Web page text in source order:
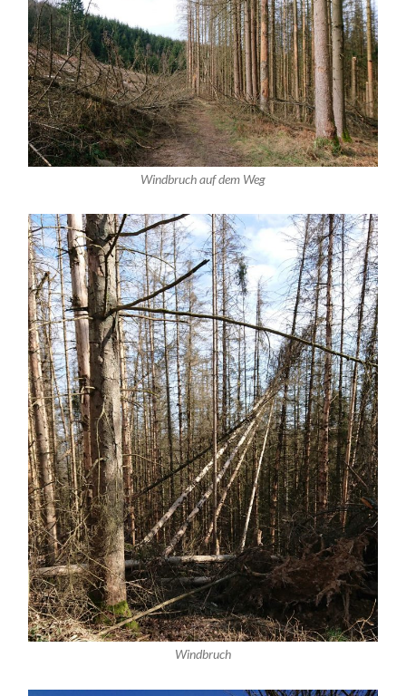
Windbruch auf dem Weg
Windbruch